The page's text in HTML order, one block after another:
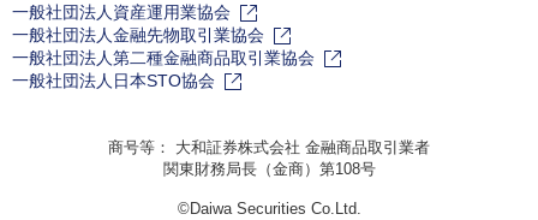
一般社団法人資産運用業協会
一般社団法人金融先物取引業協会
一般社団法人第二種金融商品取引業協会
一般社団法人日本STO協会
商号等： 大和証券株式会社 金融商品取引業者
関東財務局長（金商）第108号
©Daiwa Securities Co.Ltd.